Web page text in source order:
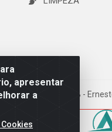
apresentar
a
173 Galpão B -